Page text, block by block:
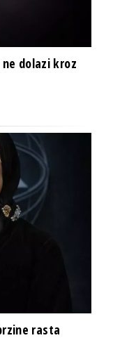
dolazi kroz
rasta